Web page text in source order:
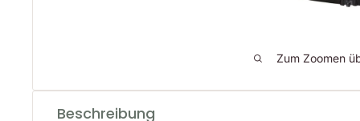
Zum Zoomen
Beschreibung